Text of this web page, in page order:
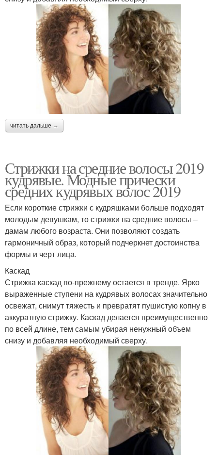
читать дальше →
Стрижки на средние волосы 2019
кудрявые. Модные прически
средних кудрявых волос 2019
Если короткие стрижки с кудряшками больше подходят
молодым девушкам, то стрижки на средние волосы –
дамам любого возраста. Они позволяют создать
гармоничный образ, который подчеркнет достоинства
формы и черт лица.
Каскад
Стрижка каскад по-прежнему остается в тренде. Ярко
выраженные ступени на кудрявых волосах значительно
освежат, снимут тяжесть и превратят пушистую копну в
аккуратную стрижку. Каскад делается преимущественно
по всей длине, тем самым убирая ненужный объем
снизу и добавляя необходимый сверху.